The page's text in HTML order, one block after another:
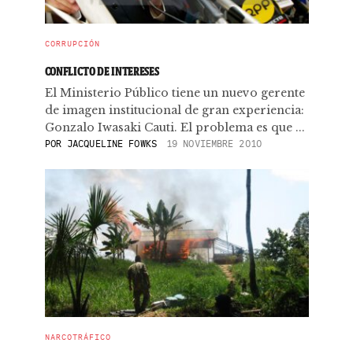
CORRUPCIÓN
CONFLICTO DE INTERESES
El Ministerio Público tiene un nuevo gerente
de imagen institucional de gran experiencia:
Gonzalo Iwasaki Cauti. El problema es que ...
PORJACQUELINE FOWKS 19 NOVIEMBRE 2010
NARCOTRÁFICO